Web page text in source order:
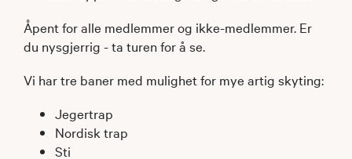
Åpent for alle medlemmer og ikke-medlemmer. Er
du nysgjerrig - ta turen for å se.
Vi har tre baner med mulighet for mye artig skyting:
Jegertrap
Nordisk trap
Sti